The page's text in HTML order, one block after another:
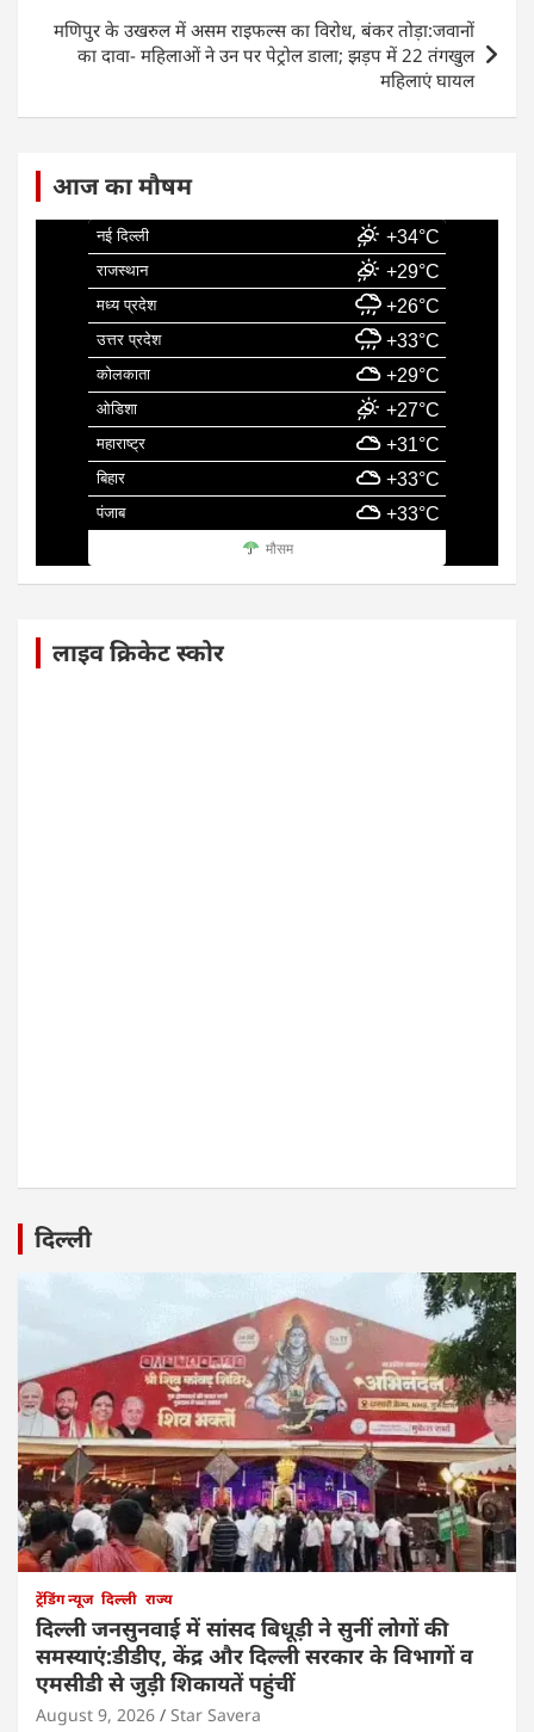
k
मणिपुर के उखरुल में असम राइफल्स का विरोध, बंकर तोड़ा:जवानों
का दावा- महिलाओं ने उन पर पेट्रोल डाला; झड़प में 22 तंगखुल
महिलाएं घायल
आज का मौषम
नई दिल्ली +34°C
राजस्थान +29°C
मध्य प्रदेश +26°C
उत्तर प्रदेश +33°C
कोलकाता +29°C
ओडिशा +27°C
महाराष्ट्र +31°C
बिहार +33°C
पंजाब +33°C
मौसम
लाइव क्रिकेट स्कोर
दिल्ली
ट्रेंडिंग न्यूज दिल्ली राज्य
दिल्ली जनसुनवाई में सांसद बिधूड़ी ने सुनीं लोगों की
समस्याएं:डीडीए, केंद्र और दिल्ली सरकार के विभागों व
एमसीडी से जुड़ी शिकायतें पहुंचीं
August 9, 2026 Star Savera